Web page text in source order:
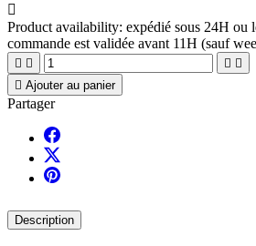

Product availability: expédié sous 24H ou
commande est validée avant 11H (sauf
   
 Ajouter au panier
Partager
Description